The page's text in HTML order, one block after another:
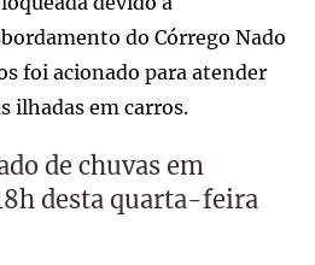
do Córrego Nado
foi acionado para atender
ilhadas em carros.
de chuvas em
desta quarta-feira